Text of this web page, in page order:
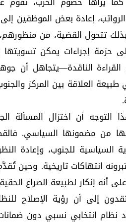
إعادة بعض الموظفين
تتحول القضية، من
حزمة إجراءات يمكن
الناقدة—يتجاهل أن
التوجه أن اختزال المسألة
من مضمونها السياسي.
السياسية للجنوب، وإعادة
انتهاكات تاريخية. وحين
أنه إنكار لطبيعة الصراع
إلى أن رؤية الإصلاح
نظام انتخابي نسبي دون